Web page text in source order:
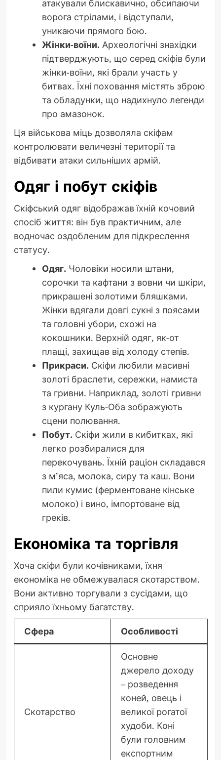
атакували блискавично, обсипаючи
ворога стрілами, і відступали,
уникаючи прямого бою.
Жінки-воїни. Археологічні знахідки
підтверджують, що серед скіфів були
жінки-воїни, які брали участь у
битвах. Їхні поховання містять зброю
та обладунки, що надихнуло легенди
про амазонок.
Ця військова міць дозволяла скіфам
контролювати величезні території та
відбивати атаки сильніших армій.
Одяг і побут скіфів
Скіфський одяг відображав їхній кочовий
спосіб життя: він був практичним, але
водночас оздобленим для підкреслення
статусу.
Одяг. Чоловіки носили штани,
сорочки та кафтани з вовни чи шкіри,
прикрашені золотими бляшками.
Жінки вдягали довгі сукні з поясами
та головні убори, схожі на
кокошники. Верхній одяг, як-от
плащі, захищав від холоду степів.
Прикраси. Скіфи любили масивні
золоті браслети, сережки, намиста
та гривни. Наприклад, золоті гривни
з кургану Куль-Оба зображують
сцени полювання.
Побут. Скіфи жили в кибитках, які
легко розбиралися для
перекочувань. Їхній раціон складався
з м’яса, молока, сиру та каш. Вони
пили кумис (ферментоване кінське
молоко) і вино, імпортоване від
греків.
Економіка та торгівля
Хоча скіфи були кочівниками, їхня
економіка не обмежувалася скотарством.
Вони активно торгували з сусідами, що
сприяло їхньому багатству.
Сфера Особливості
Скотарство
Основне
джерело доходу
– розведення
коней, овець і
великої рогатої
худоби. Коні
були головним
експортним